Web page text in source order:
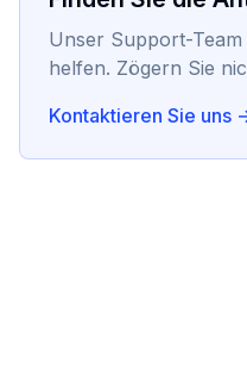
Unser Support-
helfen. Zögern Sie
Kontaktieren Sie uns